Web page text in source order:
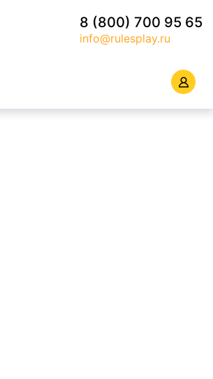
8 (800) 700 95 65
info@rulesplay.ru